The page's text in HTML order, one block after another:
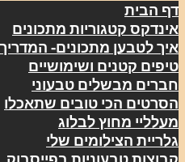
דף הבית
אינדקס קטגוריות מתכונים
איך לטבען מתכונים- המדריך
טיפים קטנים ושימושיים
חברים מבשלים טבעוני
הסרטים הכי טובים שתאכלו
מעלליי מחוץ לבלוג
גלריית הצילומים שלי